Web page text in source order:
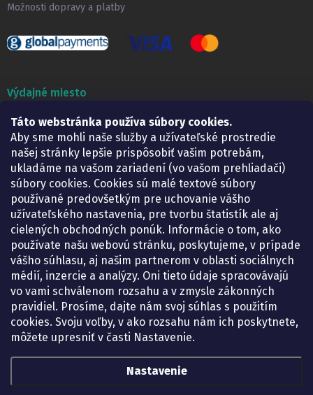
Táto webstránka používa súbory cookies.
Aby sme mohli naše služby a užívateľské prostredie
našej stránky lepšie prispôsobiť vašim potrebám,
ukladáme na vašom zariadení (vo vašom prehliadači)
súbory cookies. Cookies sú malé textové súbory
používané predovšetkým pre uchovanie vášho
užívateľského nastavenia, pre tvorbu štatistík ale aj
cielených obchodných ponúk. Informácie o tom, ako
používate našu webovú stránku, poskytujeme, v prípade
vášho súhlasu, aj našim partnerom v oblasti sociálnych
médií, inzercie a analýzy. Oni tieto údaje spracovávajú
vo vami schválenom rozsahu a v zmysle zákonných
pravidiel. Prosíme, dajte nám svoj súhlas s použitím
cookies. Svoju voľby, v ako rozsahu nám ich poskytnete,
môžete upresniť v časti Nastavenie.
Nastavenie
Možnosti dopravy a platby
Výdajné miesto
Lekáreň ADONAI
Košice – Smetanova 2
Pondelok:
07.30 – 15.30 h.
Utorok:
07.30 – 16.00 h.
Streda:
07.30 – 16.00 h.
Štvrtok:
07.30 – 15.30 h.
Piatok:
07.30 – 15.30 h.
KONTAKT
eshop@lekarenadonai.sk
+421 948 203 203
Nájdete nás na Facebooku.
lekarenadonai/